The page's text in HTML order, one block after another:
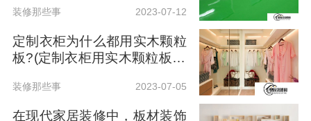
装修那些事 2023-07-12
定制衣柜为什么都用实木颗粒
板?(定制衣柜用实木颗粒板还
装修那些事 2023-07-05
在现代家居装修中，板材装饰